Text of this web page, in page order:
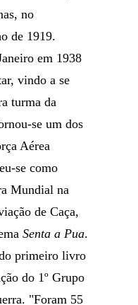
no
de 1919.
em 1938
vindo a se
turma da
se um dos
Aérea
se como
Mundial na
de Caça,
Senta a Pua.
primeiro livro
do 1º Grupo
"Foram 55